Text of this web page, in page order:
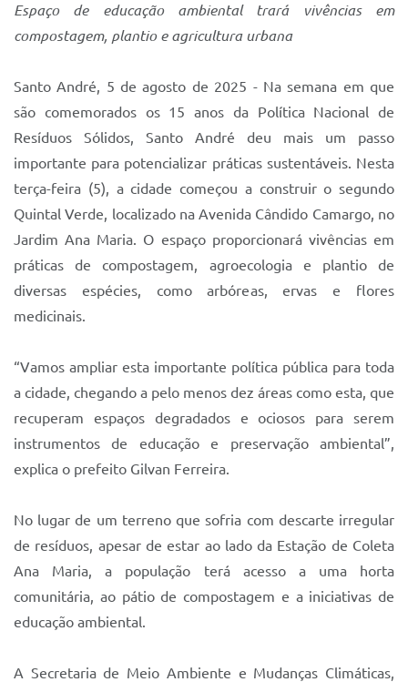
Mobilidade Urbana Sustentável
Parque Escola
Portal da Educação
Quadra Fiscal
SIC
Autarquias
Espaço de educação ambiental trará vivências em
compostagem, plantio e agricultura urbana
Santo André, 5 de agosto de 2025 - Na semana em que
são comemorados os 15 anos da Política Nacional de
Resíduos Sólidos, Santo André deu mais um passo
importante para potencializar práticas sustentáveis. Nesta
terça-feira (5), a cidade começou a construir o segundo
Quintal Verde, localizado na Avenida Cândido Camargo, no
Jardim Ana Maria. O espaço proporcionará vivências em
práticas de compostagem, agroecologia e plantio de
diversas espécies, como arbóreas, ervas e flores
medicinais.
“Vamos ampliar esta importante política pública para toda
a cidade, chegando a pelo menos dez áreas como esta, que
recuperam espaços degradados e ociosos para serem
instrumentos de educação e preservação ambiental”,
explica o prefeito Gilvan Ferreira.
No lugar de um terreno que sofria com descarte irregular
de resíduos, apesar de estar ao lado da Estação de Coleta
Ana Maria, a população terá acesso a uma horta
comunitária, ao pátio de compostagem e a iniciativas de
educação ambiental.
A Secretaria de Meio Ambiente e Mudanças Climáticas,